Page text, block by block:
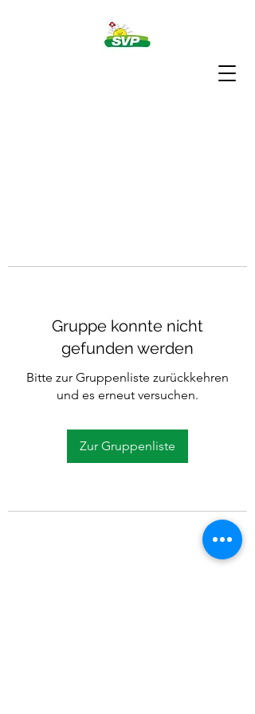
Gruppe konnte nicht
gefunden werden
Bitte zur Gruppenliste zurückkehren
und es erneut versuchen.
Zur Gruppenliste